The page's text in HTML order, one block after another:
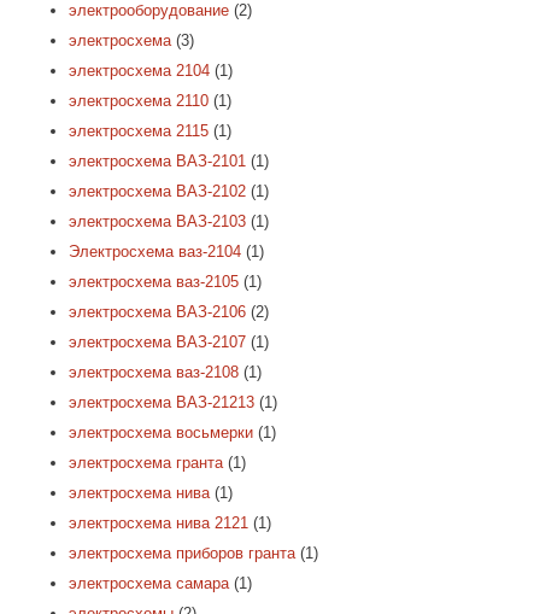
электрооборудование (2)
электросхема (3)
электросхема 2104 (1)
электросхема 2110 (1)
электросхема 2115 (1)
электросхема ВАЗ-2101 (1)
электросхема ВАЗ-2102 (1)
электросхема ВАЗ-2103 (1)
Электросхема ваз-2104 (1)
электросхема ваз-2105 (1)
электросхема ВАЗ-2106 (2)
электросхема ВАЗ-2107 (1)
электросхема ваз-2108 (1)
электросхема ВАЗ-21213 (1)
электросхема восьмерки (1)
электросхема гранта (1)
электросхема нива (1)
электросхема нива 2121 (1)
электросхема приборов гранта (1)
электросхема самара (1)